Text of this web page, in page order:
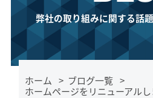
輸入鋼材 厚板薄板 電磁鋼板
Overseas expansion 海外展開
News
弊社の取り組みに関する話
ホーム
ブログ一覧
ホームページをリニューアル